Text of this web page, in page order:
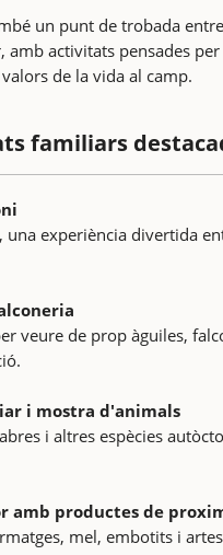
un punt de trobada
amb activitats pensades
de la vida al camp.
familiars
una experiència divertida
veure de prop àguiles,
i mostra d'animals
i altres espècies
amb productes de
mel, embotits i